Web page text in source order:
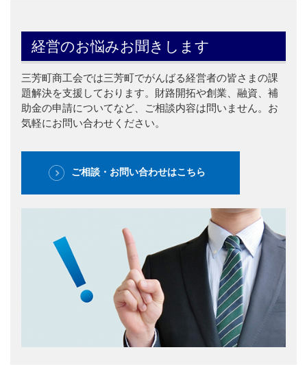
経営のお悩みお聞きします
三芳町商工会では三芳町でがんばる経営者の皆さまの課
題解決を支援しております。財路開拓や創業、融資、補
助金の申請についてなど、ご相談内容は問いません。お
気軽にお問い合わせください。
ご相談・お問い合わせはこちら